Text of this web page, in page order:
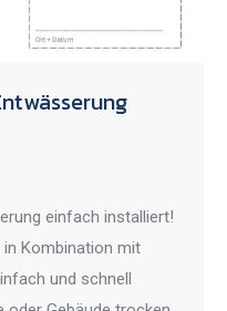
einfach installiert!
in Kombination mit
und schnell